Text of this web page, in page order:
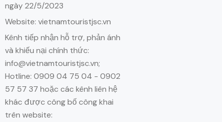
ngày 22/5/2023
Website: vietnamtouristjsc.vn
Kênh tiếp nhận hỗ trợ, phản ánh
và khiếu nại chính thức:
info@vietnamtouristjsc.vn;
Hotline: 0909 04 75 04 - 0902
57 57 37 hoặc các kênh liên hệ
khác được công bố công khai
trên website: